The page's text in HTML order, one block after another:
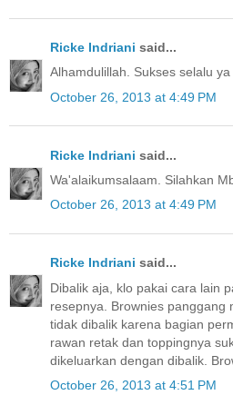
Ricke Indriani said...
Alhamdulillah. Sukses selalu ya
October 26, 2013 at 4:49 PM
Ricke Indriani said...
Wa'alaikumsalaam. Silahkan
October 26, 2013 at 4:49 PM
Ricke Indriani said...
Dibalik aja, klo pakai cara lain
resepnya. Brownies panggang
tidak dibalik karena bagian
rawan retak dan toppingnya
dikeluarkan dengan dibalik.
October 26, 2013 at 4:51 PM